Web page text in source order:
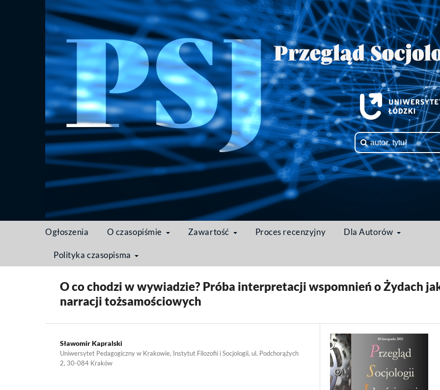
Ogłoszenia O czasopiśmie Zawartość Proces recenzyjny Dla Autorów
Polityka czasopisma
Strona domowa / Archiwum
O co chodzi w wywiadzie? Próba interpretacji wspomnień o Żydach
narracji tożsamościowych
Sławomir Kapralski
Uniwersytet Pedagogiczny w Krakowie, Instytut Filozofii i Socjologii, ul. Podchorążych
2, 30-084 Kraków